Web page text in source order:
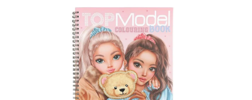
SILIKONOVÁ VODNÍ BOMBA -
ORANŽOVÁ (ZNOVUPOUŽITELNÁ)|
MÁMY V REJŽI